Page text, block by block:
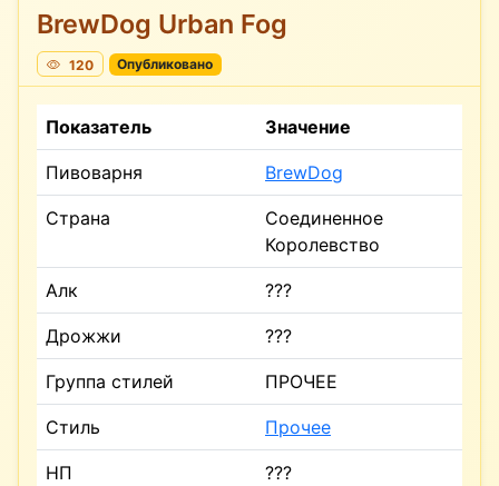
BrewDog Urban Fog
120 Опубликовано
Показатель Значение
Пивоварня BrewDog
Страна
Соединенное
Королевство
Алк ???
Дрожжи ???
Группа стилей ПРОЧЕЕ
Стиль Прочее
НП ???